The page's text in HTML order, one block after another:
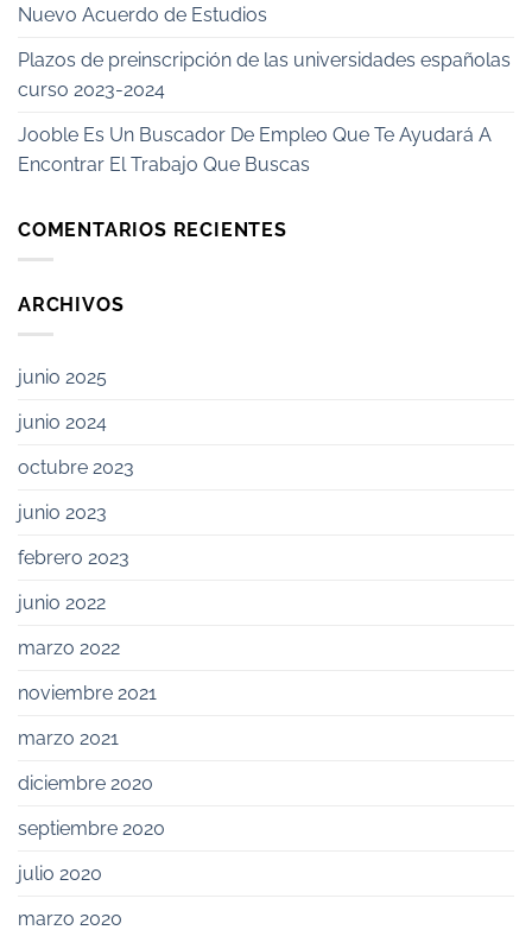
Nuevo Acuerdo de Estudios
Plazos de preinscripción de las universidades españolas
curso 2023-2024
Jooble Es Un Buscador De Empleo Que Te Ayudará A
Encontrar El Trabajo Que Buscas
COMENTARIOS RECIENTES
ARCHIVOS
junio 2025
junio 2024
octubre 2023
junio 2023
febrero 2023
junio 2022
marzo 2022
noviembre 2021
marzo 2021
diciembre 2020
septiembre 2020
julio 2020
marzo 2020